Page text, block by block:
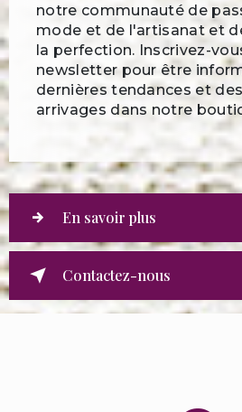
notre communauté de
mode et de l'artisanat et
la perfection. Inscrivez-
newsletter pour être
dernières tendances et
arrivages dans notre
En savoir plus
Contactez-nous